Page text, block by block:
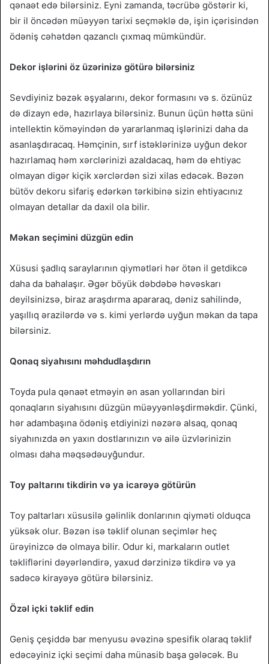
qənaət edə bilərsiniz. Eyni zamanda, təcrübə göstərir ki,
bir il öncədən müəyyən tarixi seçməklə də, işin içərisindən
ödəniş cəhətdən qazanclı çıxmaq mümkündür.
Dekor işlərini öz üzərinizə götürə bilərsiniz
Sevdiyiniz bəzək əşyalarını, dekor formasını və s. özünüz
də dizayn edə, hazırlaya bilərsiniz. Bunun üçün hətta süni
intellektin köməyindən də yararlanmaq işlərinizi daha da
asanlaşdıracaq. Həmçinin, sırf istəklərinizə uyğun dekor
hazırlamaq həm xərclərinizi azaldacaq, həm də ehtiyac
olmayan digər kiçik xərclərdən sizi xilas edəcək. Bəzən
bütöv dekoru sifariş edərkən tərkibinə sizin ehtiyacınız
olmayan detallar da daxil ola bilir.
Məkan seçimini düzgün edin
Xüsusi şadlıq saraylarının qiymətləri hər ötən il getdikcə
daha da bahalaşır. Əgər böyük dəbdəbə həvəskarı
deyilsinizsə, biraz araşdırma apararaq, dəniz sahilində,
yaşıllıq ərazilərdə və s. kimi yerlərdə uyğun məkan da tapa
bilərsiniz.
Qonaq siyahısını məhdudlaşdırın
Toyda pula qənaət etməyin ən asan yollarından biri
qonaqların siyahısını düzgün müəyyənləşdirməkdir. Çünki,
hər adambaşına ödəniş etdiyinizi nəzərə alsaq, qonaq
siyahınızda ən yaxın dostlarınızın və ailə üzvlərinizin
olması daha məqsədəuyğundur.
Toy paltarını tikdirin və ya icarəyə götürün
Toy paltarları xüsusilə gəlinlik donlarının qiyməti olduqca
yüksək olur. Bəzən isə təklif olunan seçimlər heç
ürəyinizcə də olmaya bilir. Odur ki, markaların outlet
təkliflərini dəyərləndirə, yaxud dərzinizə tikdirə və ya
sadəcə kirayəyə götürə bilərsiniz.
Özəl içki təklif edin
Geniş çeşiddə bar menyusu əvəzinə spesifik olaraq təklif
edəcəyiniz içki seçimi daha münasib başa gələcək. Bu